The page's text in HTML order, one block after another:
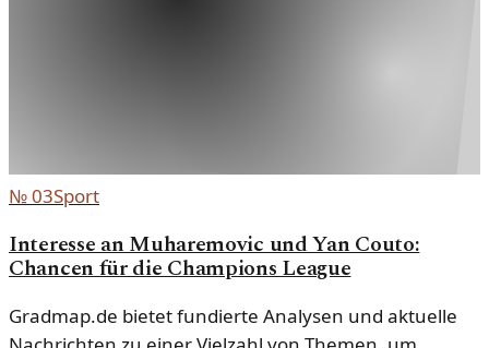
№03Sport
Interesse an Muharemovic und Yan Couto:
Chancen für die Champions League
Gradmap.de bietet fundierte Analysen und aktuelle